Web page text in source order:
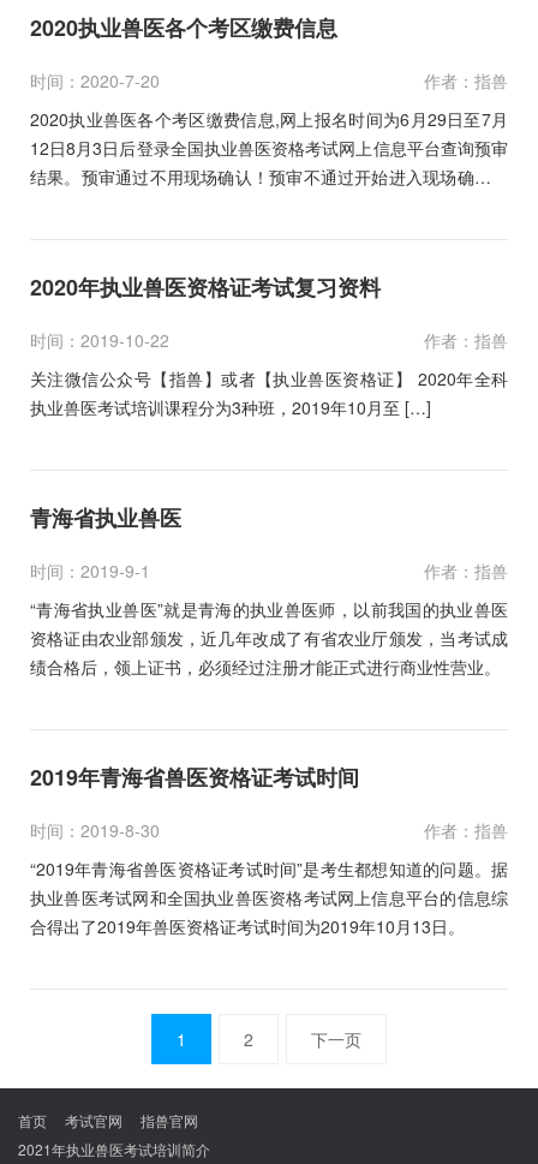
2020执业兽医各个考区缴费信息
时间：2020-7-20
作者：指兽
2020执业兽医各个考区缴费信息,网上报名时间为6月29日至7月
12日8月3日后登录全国执业兽医资格考试网上信息平台查询预审
结果。预审通过不用现场确认！预审不通过开始进入现场确认！
2020年执业兽医资格证考试复习资料
时间：2019-10-22
作者：指兽
关注微信公众号【指兽】或者【执业兽医资格证】 2020年全科
执业兽医考试培训课程分为3种班，2019年10月至 […]
青海省执业兽医
时间：2019-9-1
作者：指兽
“青海省执业兽医”就是青海的执业兽医师，以前我国的执业兽医
资格证由农业部颁发，近几年改成了有省农业厅颁发，当考试成
绩合格后，领上证书，必须经过注册才能正式进行商业性营业。
2019年青海省兽医资格证考试时间
时间：2019-8-30
作者：指兽
“2019年青海省兽医资格证考试时间”是考生都想知道的问题。据
执业兽医考试网和全国执业兽医资格考试网上信息平台的信息综
合得出了2019年兽医资格证考试时间为2019年10月13日。
1 2 下一页
首页 考试官网
指兽官网
2021年执业兽医考试培训简介